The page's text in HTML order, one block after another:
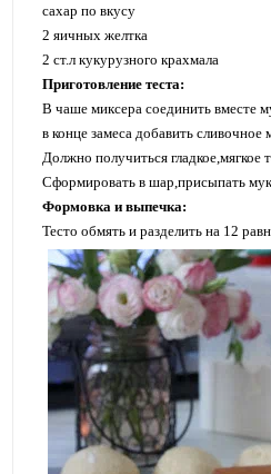
сахар по вкусу
2 яичных желтка
2 ст.л кукурузного крахмала
Приготовление теста:
В чаше миксера соединить вместе
в конце замеса добавить
Должно получиться гладкое,мягкое
Сформировать в шар,присыпать
Формовка и выпечка:
Тесто обмять и разделить на 12